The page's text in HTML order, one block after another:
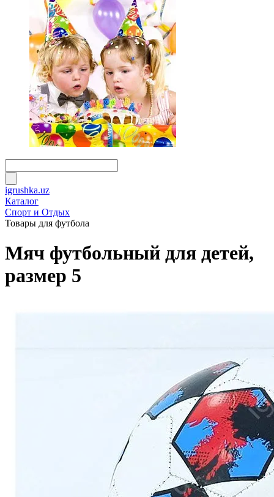
igrushka.uz
Каталог
Спорт и Отдых
Товары для футбола
Мяч футбольный для детей,
размер 5